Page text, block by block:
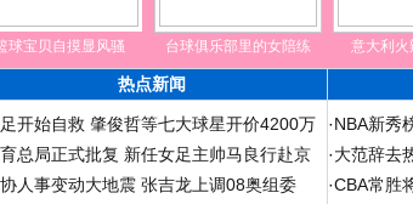
球宝贝自摸显风骚 台球俱乐部里的女陪练 意大利火
热点新闻
开始自救 肇俊哲等七大球星开价4200万
总局正式批复 新任女足主帅马良行赴京
人事变动大地震 张吉龙上调08奥组委
·NBA新秀
·大范辞去
·CBA常胜